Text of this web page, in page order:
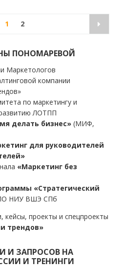
1 2
ПОНОМАРЕВОЙ
Маркетологов
компании
по маркетингу и
ЛОТПП
делать бизнес» (МИФ,
для руководителей
«Маркетинг без
«Стратегический
НИУ ВШЭ СПб
кейсы, проекты и спецпроекты
трендов»
И ЗАПРОСОВ НА
И ТРЕНИНГИ